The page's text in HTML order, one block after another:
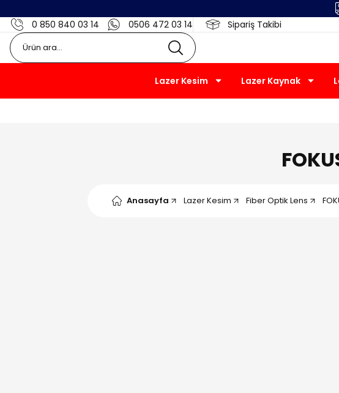
0 850 840 03 14
0506 472 03 14 Sipariş Takibi
Lazer Kesim Lazer Kaynak
Anasayfa Lazer Kesim Fiber Optik Lens